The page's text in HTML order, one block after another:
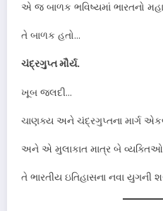
એ જ બાળક ભવિષ્યમાં ભારતનો
તે બાળક હતો…
ચંદ્રગુપ્ત મૌર્ય.
ખૂબ જલદી…
ચાણક્ય અને ચંદ્રગુપ્તના માર્ગ
અને એ મુલાકાત માત્ર બે
તે ભારતીય ઇતિહાસના નવા